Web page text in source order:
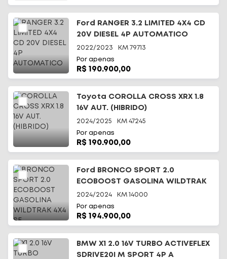
Ford RANGER 3.2 LIMITED 4X4 CD
20V DIESEL 4P AUTOMATICO
2022/2023 KM 79713
Por apenas
R$ 190.900,00
Toyota COROLLA CROSS XRX 1.8
16V AUT. (HIBRIDO)
2024/2025 KM 47245
Por apenas
R$ 190.900,00
Ford BRONCO SPORT 2.0
ECOBOOST GASOLINA WILDTRAK
4X4 SE
2024/2024 KM 14000
Por apenas
R$ 194.900,00
BMW X1 2.0 16V TURBO ACTIVEFLEX
SDRIVE20I M SPORT 4P A